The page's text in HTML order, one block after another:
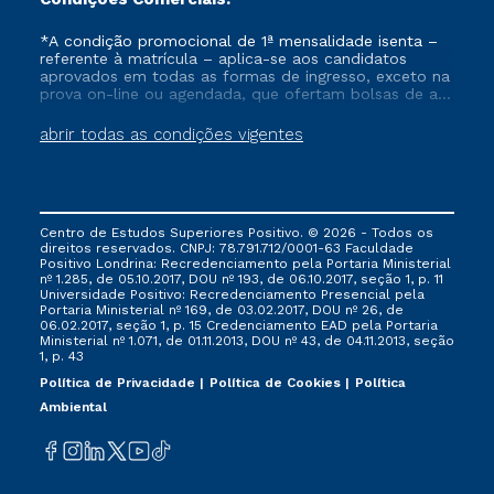
abrir todas as condições vigentes
*A condição promocional de 1ª mensalidade isenta –
referente à matrícula – aplica-se aos candidatos
aprovados em todas as formas de ingresso, exceto na
prova on-line ou agendada, que ofertam bolsas de até
vigente, que ainda não tenham efetivado e/ou não
tenham cancelado ou trancado sua matrícula em uma
via FIES, Prouni e outros programas governamentais, e
não se acumula com nenhuma outra campanha
ofertada pela Instituição.
Centro de Estudos Superiores Positivo. © 2026 - Todos os
direitos reservados. CNPJ: 78.791.712/0001-63 Faculdade
Positivo Londrina: Recredenciamento pela Portaria Ministerial
nº 1.285, de 05.10.2017, DOU nº 193, de 06.10.2017, seção 1, p. 11
Universidade Positivo: Recredenciamento Presencial ​pela
Portaria Ministerial nº 169, de 03.02.2017, DOU nº 26, de
06.02.2017, seção 1, p. 15 Credenciamento EAD pela Portaria
Ministerial nº 1.071, de 01.11.2013, DOU nº 43, de 04.11.2013, seção
1, p. 43
Política de Privacidade
Política de Cookies
Política
Ambiental